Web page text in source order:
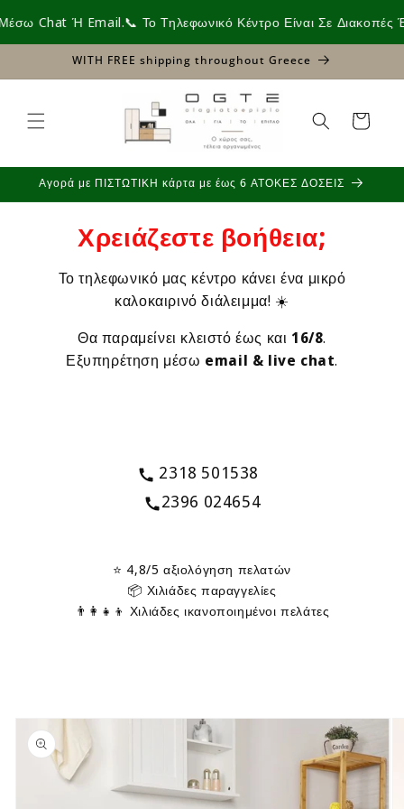
Skip to
content
Chat Ή Email.📞 Το Τηλεφωνικό Κέντρο Είναι Σε Διακοπές
WITH FREE shipping throughout Greece
Cart
Αγορά με ΠΙΣΤΩΤΙΚΗ κάρτα με έως 6 ΑΤΟΚΕΣ ΔΟΣΕΙΣ
Χρειάζεστε βοήθεια;
Το τηλεφωνικό μας κέντρο κάνει ένα μικρό
καλοκαιρινό διάλειμμα! ☀️
Θα παραμείνει κλειστό έως και 16/8.
Εξυπηρέτηση μέσω email & live chat.
2318 501538
2396 024654
⭐ 4,8/5 αξιολόγηση πελατών
📦 Χιλιάδες παραγγελίες
👨‍👩‍👧‍👦 Χιλιάδες ικανοποιημένοι πελάτες